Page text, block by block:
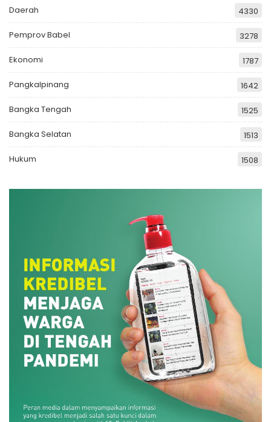
Daerah 4330
Pemprov Babel 3278
Ekonomi 1787
Pangkalpinang 1642
Bangka Tengah 1525
Bangka Selatan 1513
Hukum 1508